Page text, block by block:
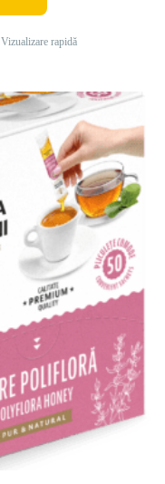
Vizualizare rapidă